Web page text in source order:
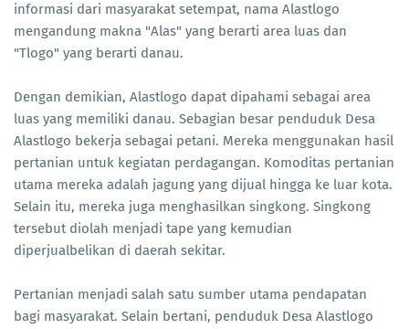
informasi dari masyarakat setempat, nama Alastlogo
mengandung makna "Alas" yang berarti area luas dan
"Tlogo" yang berarti danau.
Dengan demikian, Alastlogo dapat dipahami sebagai area
luas yang memiliki danau. Sebagian besar penduduk Desa
Alastlogo bekerja sebagai petani. Mereka menggunakan hasil
pertanian untuk kegiatan perdagangan. Komoditas pertanian
utama mereka adalah jagung yang dijual hingga ke luar kota.
Selain itu, mereka juga menghasilkan singkong. Singkong
tersebut diolah menjadi tape yang kemudian
diperjualbelikan di daerah sekitar.
Pertanian menjadi salah satu sumber utama pendapatan
bagi masyarakat. Selain bertani, penduduk Desa Alastlogo